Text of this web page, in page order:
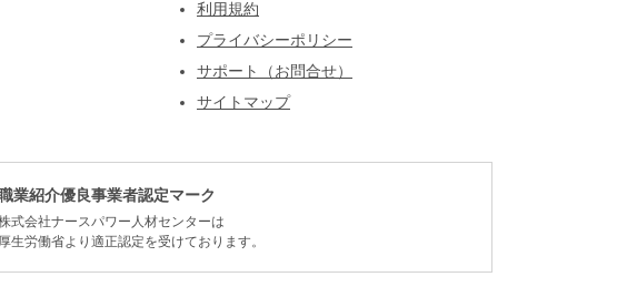
利用規約
プライバシーポリシー
サポート（お問合せ）
サイトマップ
業紹介優良事業者認定マーク
式会社ナースパワー人材センターは
厚生労働省より適正認定を受けております。